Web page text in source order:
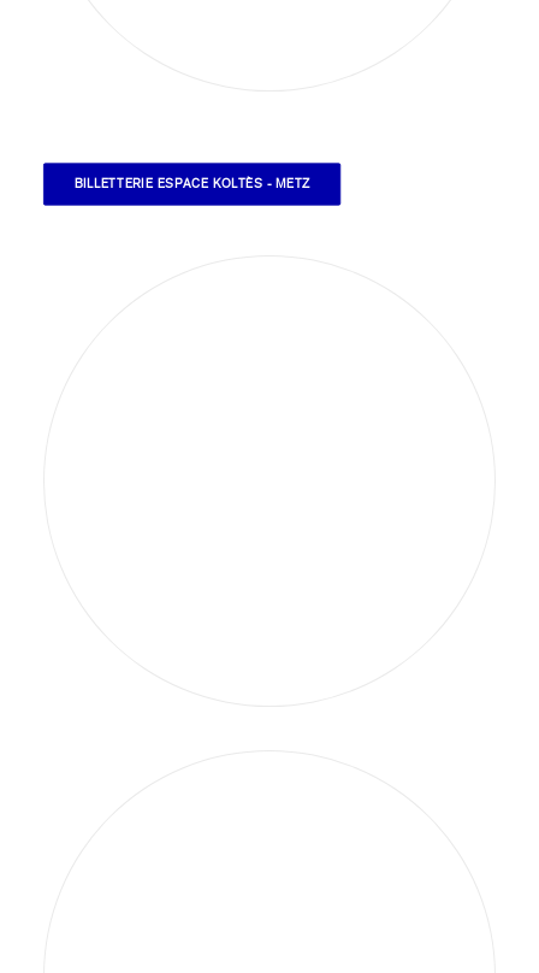
BILLETTERIE ESPACE KOLTÈS - METZ